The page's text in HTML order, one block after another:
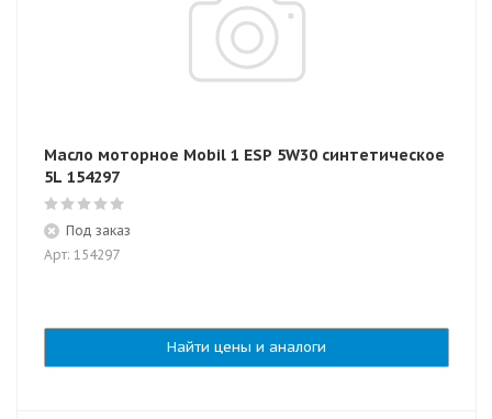
Масло моторное Mobil 1 ESP 5W30 синтетическое
5L 154297
Под заказ
Арт: 154297
Найти цены и аналоги